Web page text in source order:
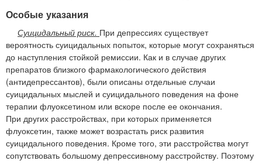
Особые указания
Суицидальный риск. При депрессиях существует
вероятность суицидальных попыток, которые могут сохраняться
до наступления стойкой ремиссии. Как и в случае других
препаратов близкого фармакологического действия
(антидепрессантов), были описаны отдельные случаи
суицидальных мыслей и суицидального поведения на фоне
терапии флуоксетином или вскоре после ее окончания.
При других расстройствах, при которых применяется
флуоксетин, также может возрастать риск развития
суицидального поведения. Кроме того, эти расстройства могут
сопутствовать большому депрессивному расстройству. Поэтому